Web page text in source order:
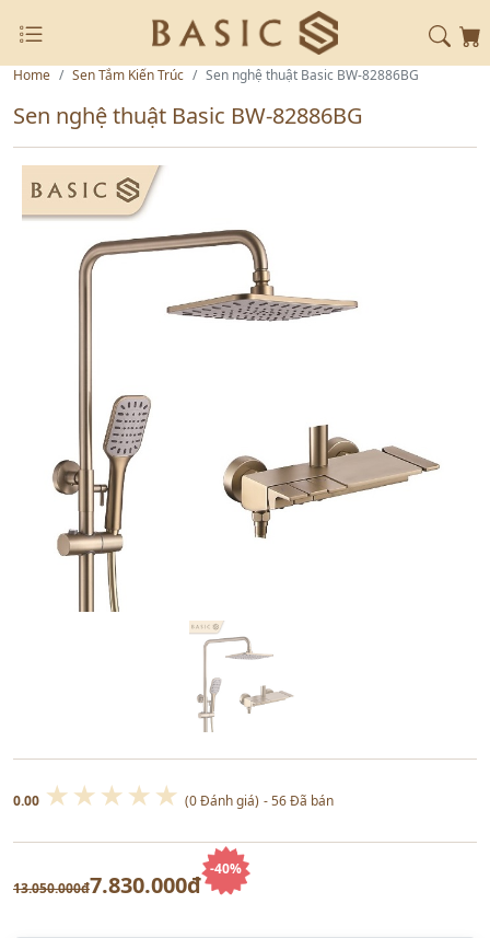
Home Sen Tắm Kiến Trúc Sen nghệ thuật Basic BW-82886BG
Sen nghệ thuật Basic BW-82886BG
0.00 ★★★★★ (0 Đánh giá) - 56 Đã bán
13.050.000đ7.830.000đ
-40%